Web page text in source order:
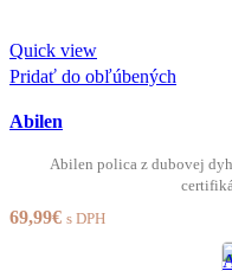
Quick view
Pridať do obľúbených
Abilen
Abilen polica z dubovej
69,99€ s DPH